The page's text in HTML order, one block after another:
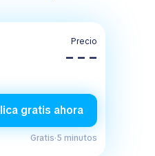
Precio
– – –
gratis ahora
Gratis·5 minutos